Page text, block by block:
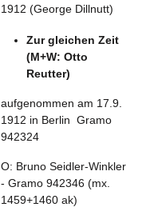
1912 (George Dillnutt)
Zur gleichen Zeit
(M+W: Otto
Reutter)
aufgenommen am 17.9.
1912 in Berlin Gramo
942324
O: Bruno Seidler-Winkler
- Gramo 942346 (mx.
1459+1460 ak)